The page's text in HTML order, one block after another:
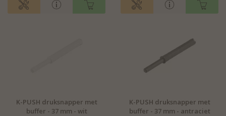
K-PUSH druksnapper met
buffer - 37 mm - wit
K-PUSH druksnapper met
buffer - 37 mm - antraciet